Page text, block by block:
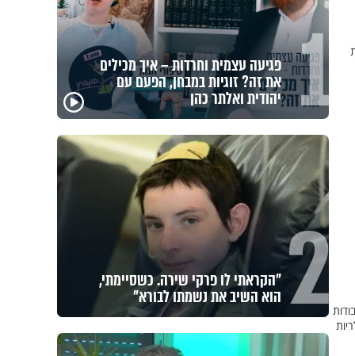
1 פגיעה עצמית וחרדות – איך מכילים
את זה? זוגיות במבחן, הפעם עם
יהודית ואלתר כהן
2 "הקראתי לו פרקי שירה. כשסיימתי,
הוא השיב את נשמתו לבורא"